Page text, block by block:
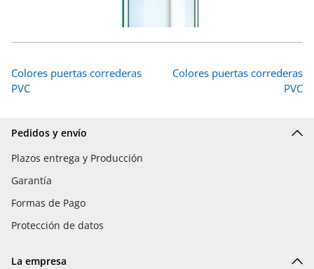
Colores puertas correderas
PVC
Colores puertas correderas
PVC
Pedidos y envío
Plazos entrega y Producción
Garantía
Formas de Pago
Protección de datos
La empresa